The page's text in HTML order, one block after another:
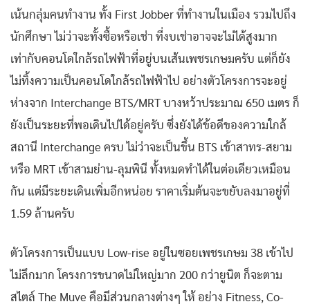
เน้นกลุ่มคนทำงาน ทั้ง First Jobber ที่ทำงานในเมือง รวมไปถึง
นักศึกษา ไม่ว่าจะทั้งซื้อหรือเช่า ที่งบเช่าอาจจะไม่ได้สูงมาก
เท่ากับคอนโดใกล้รถไฟฟ้าที่อยู่บนเส้นเพชรเกษมครับ แต่ก็ยัง
ไม่ทิ้งความเป็นคอนโดใกล้รถไฟฟ้าไป อย่างตัวโครงการจะอยู่
ห่างจาก Interchange BTS/MRT บางหว้าประมาณ 650 เมตร ก็
ยังเป็นระยะที่พอเดินไปได้อยู่ครับ ซึ่งยังได้ข้อดีของความใกล้
สถานี Interchange ครบ ไม่ว่าจะเป็นขึ้น BTS เข้าสาทร-สยาม
หรือ MRT เข้าสามย่าน-ลุมพินี ทั้งหมดทำได้ในต่อเดียวเหมือน
กัน แต่มีระยะเดินเพิ่มอีกหน่อย ราคาเริ่มต้นจะขยับลงมาอยู่ที่
1.59 ล้านครับ
ตัวโครงการเป็นแบบ Low-rise อยู่ในซอยเพชรเกษม 38 เข้าไป
ไม่ลึกมาก โครงการขนาดไม่ใหญ่มาก 200 กว่ายูนิต ก็จะตาม
สไตล์ The Muve คือมีส่วนกลางต่างๆ ให้ อย่าง Fitness, Co-